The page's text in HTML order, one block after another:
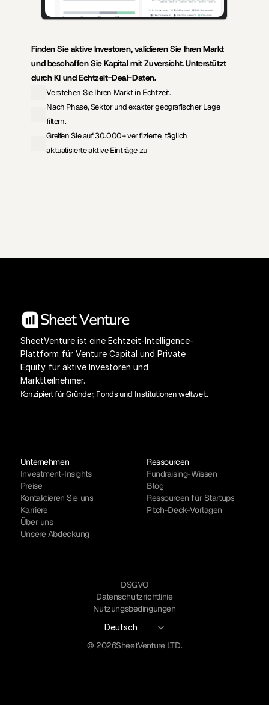
Finden Sie aktive Investoren, validieren Sie Ihren Markt
und beschaffen Sie Kapital mit Zuversicht. Unterstützt
durch KI und Echtzeit-Deal-Daten.
Verstehen Sie Ihren Markt in Echtzeit.
Nach Phase, Sektor und exakter geografischer Lage
filtern.
Greifen Sie auf 30.000+ verifizierte, täglich
aktualisierte aktive Einträge zu
SheetVenture ist eine Echtzeit-Intelligence-
Plattform für Venture Capital und Private
Equity für aktive Investoren und
Marktteilnehmer.
Konzipiert für Gründer, Fonds und Institutionen weltweit.
Unternehmen
Investment-Insights
Preise
Kontaktieren Sie uns
Karriere
Über uns
Unsere Abdeckung
Ressourcen
Fundraising-Wissen
Blog
Ressourcen für Startups
Pitch-Deck-Vorlagen
DSGVO
Datenschutzrichtlinie
Nutzungsbedingungen
Deutsch
© 2026SheetVenture LTD.